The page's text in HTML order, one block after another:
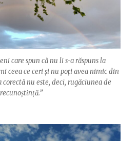
care spun că nu li s-a răspuns la
ceea ce ceri și nu poți avea nimic din
nu este, deci, rugăciunea de